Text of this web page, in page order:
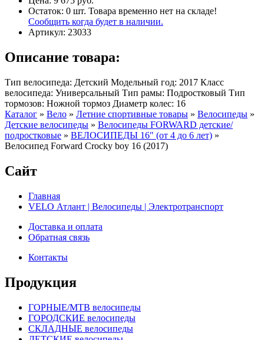
Остаток: 0 шт. Товара временно нет на складе!
Сообщить когда будет в наличии.
Артикул: 23033
Описание товара:
Тип велосипеда: Детский Модельный год: 2017 Класс
велосипеда: Универсальный Тип рамы: Подростковый Тип
тормозов: Ножной тормоз Диаметр колес: 16
Каталог » Вело » Летние спортивные товары » Велосипеды »
Детские велосипеды » Велосипеды FORWARD детские/
подростковые » ВЕЛОСИПЕДЫ 16" (от 4 до 6 лет) »
Велосипед Forward Crocky boy 16 (2017)
Сайт
Главная
VELO Атлант | Велосипеды | Электротранспорт
Доставка и оплата
Обратная связь
Контакты
Продукция
ГОРНЫЕ/MTB велосипеды
ГОРОДСКИЕ велосипеды
СКЛАДНЫЕ велосипеды